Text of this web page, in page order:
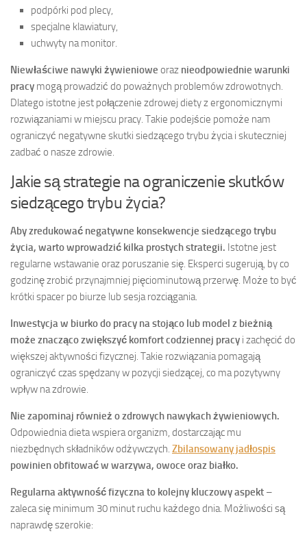
podpórki pod plecy,
specjalne klawiatury,
uchwyty na monitor.
Niewłaściwe nawyki żywieniowe oraz nieodpowiednie warunki
pracy mogą prowadzić do poważnych problemów zdrowotnych.
Dlatego istotne jest połączenie zdrowej diety z ergonomicznymi
rozwiązaniami w miejscu pracy. Takie podejście pomoże nam
ograniczyć negatywne skutki siedzącego trybu życia i skuteczniej
zadbać o nasze zdrowie.
Jakie są strategie na ograniczenie skutków
siedzącego trybu życia?
Aby zredukować negatywne konsekwencje siedzącego trybu
życia, warto wprowadzić kilka prostych strategii. Istotne jest
regularne wstawanie oraz poruszanie się. Eksperci sugerują, by co
godzinę zrobić przynajmniej pięciominutową przerwę. Może to być
krótki spacer po biurze lub sesja rozciągania.
Inwestycja w biurko do pracy na stojąco lub model z bieżnią
może znacząco zwiększyć komfort codziennej pracy i zachęcić do
większej aktywności fizycznej. Takie rozwiązania pomagają
ograniczyć czas spędzany w pozycji siedzącej, co ma pozytywny
wpływ na zdrowie.
Nie zapominaj również o zdrowych nawykach żywieniowych.
Odpowiednia dieta wspiera organizm, dostarczając mu
niezbędnych składników odżywczych. Zbilansowany jadłospis
powinien obfitować w warzywa, owoce oraz białko.
Regularna aktywność fizyczna to kolejny kluczowy aspekt –
zaleca się minimum 30 minut ruchu każdego dnia. Możliwości są
naprawdę szerokie: